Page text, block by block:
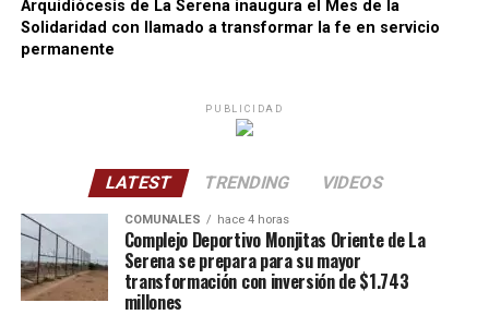
Arquidiócesis de La Serena inaugura el Mes de la
Solidaridad con llamado a transformar la fe en servicio
permanente
PUBLICIDAD
LATEST TRENDING VIDEOS
COMUNALES hace 4 horas
Complejo Deportivo Monjitas Oriente de La
Serena se prepara para su mayor
transformación con inversión de $1.743
millones